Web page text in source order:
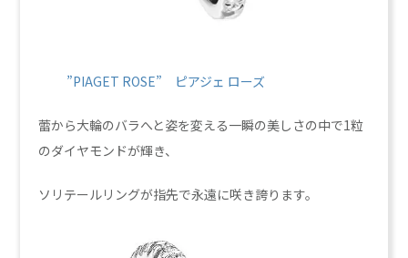
”PIAGET ROSE” ピアジェ ローズ
蕾から大輪のバラへと姿を変える一瞬の美しさの中で1粒
のダイヤモンドが輝き、
ソリテールリングが指先で永遠に咲き誇ります。